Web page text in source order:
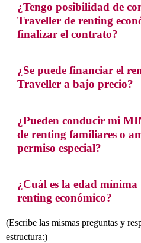
¿Tengo posibilidad de
Traveller de renting
finalizar el contrato?
¿Se puede financiar el
Traveller a bajo precio?
¿Pueden conducir mi
de renting familiares o
permiso especial?
¿Cuál es la edad
renting económico?
(Escribe las mismas preguntas y
estructura:)